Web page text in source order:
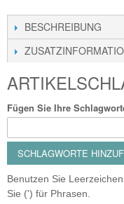
BESCHREIBUNG
Fügen Sie Ihre
SCHLAGWORTE
Benutzen Sie
Sie (') für Phrasen.